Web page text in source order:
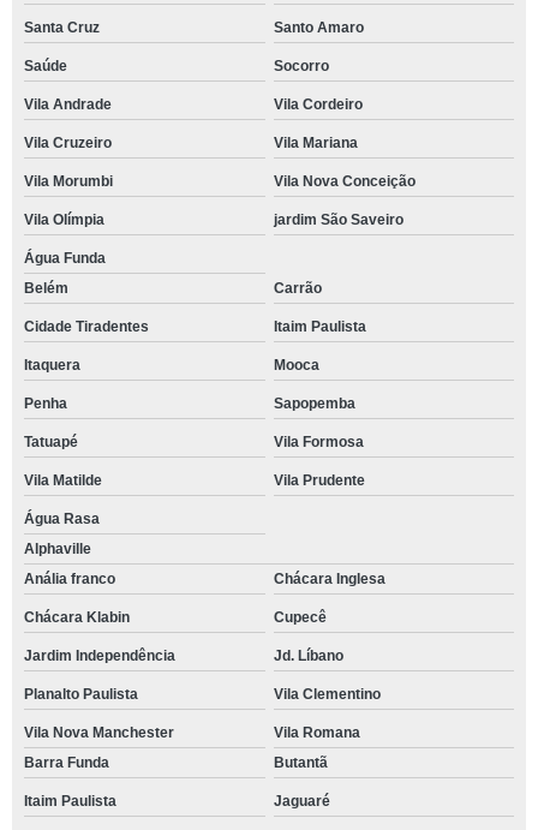
Santa Cruz Santo Amaro
Saúde Socorro
Vila Andrade Vila Cordeiro
Vila Cruzeiro Vila Mariana
Vila Morumbi Vila Nova Conceição
Vila Olímpia jardim São Saveiro
Água Funda
Belém
Carrão
Cidade Tiradentes Itaim Paulista
Itaquera Mooca
Penha Sapopemba
Tatuapé Vila Formosa
Vila Matilde Vila Prudente
Água Rasa
Alphaville
Anália franco
Chácara Inglesa
Chácara Klabin Cupecê
Jardim Independência Jd. Líbano
Planalto Paulista Vila Clementino
Vila Nova Manchester
Vila Romana
Barra Funda
Butantã
Itaim Paulista Jaguaré